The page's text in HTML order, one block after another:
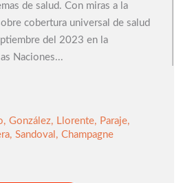
de salud. Con miras a la
cobertura universal de salud
del 2023 en la
Naciones...
, González, Llorente, Paraje,
, Sandoval , Champagne